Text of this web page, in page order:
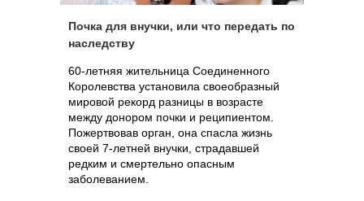
Почка для внучки, или что передать по
наследству
60-летняя жительница Соединенного
Королевства установила своеобразный
мировой рекорд разницы в возрасте
между донором почки и реципиентом.
Пожертвовав орган, она спасла жизнь
своей 7-летней внучки, страдавшей
редким и смертельно опасным
заболеванием.